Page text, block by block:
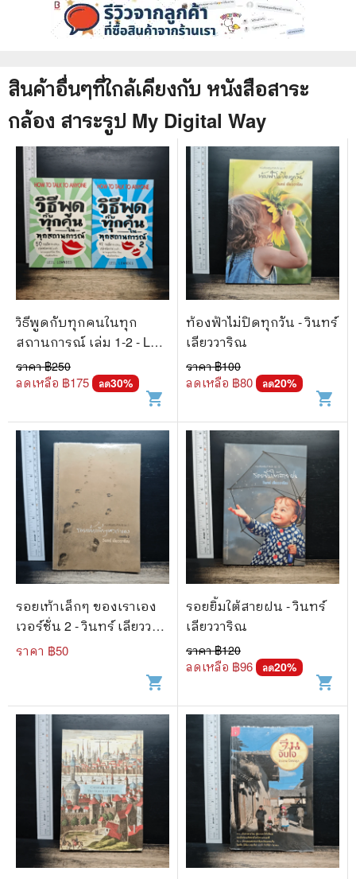
สินค้าอื่นๆที่ใกล้เคียงกับ หนังสือสาระ
กล้อง สาระรูป My Digital Way
วิธีพูดกับทุกคนในทุก
สถานการณ์ เล่ม 1-2 - Leil
Lowndes
ราคา ฿250
ลดเหลือ ฿175 ลด30%
shopping_cart
ท้องฟ้าไม่ปิดทุกวัน - วินทร์
เลียววาริณ
ราคา ฿100
ลดเหลือ ฿80 ลด20%
shopping_cart
รอยเท้าเล็กๆ ของเราเอง
เวอร์ชั่น 2 - วินทร์ เลียววา
ริณ
ราคา ฿50
shopping_cart
รอยยิ้มใต้สายฝน - วินทร์
เลียววาริณ
ราคา ฿120
ลดเหลือ ฿96 ลด20%
shopping_cart